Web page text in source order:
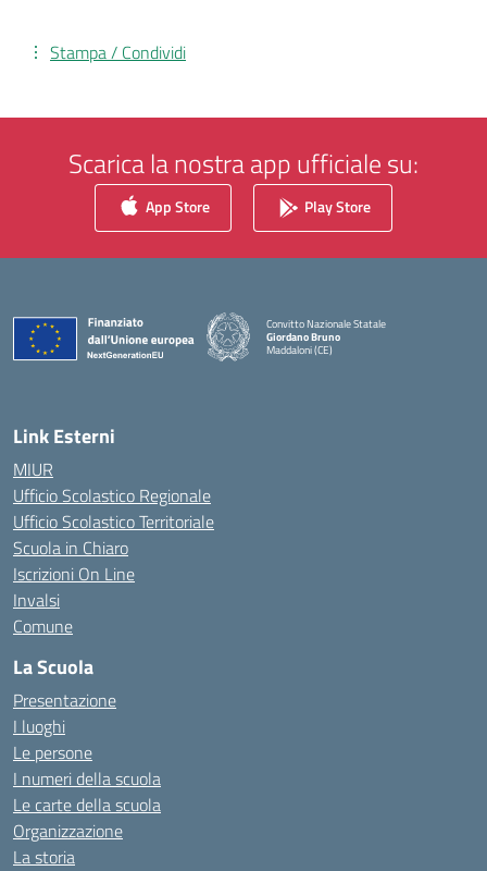
Stampa / Condividi
Scarica la nostra app ufficiale su:
App Store Play Store
Convitto Nazionale Statale
Giordano Bruno
Maddaloni (CE)
Link Esterni
MIUR
Ufficio Scolastico Regionale
Ufficio Scolastico Territoriale
Scuola in Chiaro
Iscrizioni On Line
Invalsi
Comune
La Scuola
Presentazione
I luoghi
Le persone
I numeri della scuola
Le carte della scuola
Organizzazione
La storia